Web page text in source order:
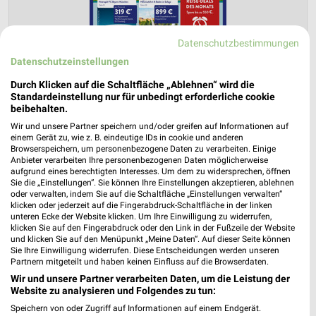
ALDI SÜD Prospekt für Ramstein-
Miesenbach ab Sa. den 01.08.
Reisemagazin August 2026
Gültig von 01. Aug. bis 31. Aug.
📅 Kalendereintrag erstellen
PROSPEKT BLÄTTERN
URLAUB & REISEN BIO HANDY & SMARTPHONE ANGEBOTE
Datenschutzbestimmungen
Datenschutzeinstellungen
Durch Klicken auf die Schaltfläche „Ablehnen“ wird die
Standardeinstellung nur für unbedingt erforderliche cookie
beibehalten.
Wir und unsere Partner speichern und/oder greifen auf Informationen auf
einem Gerät zu, wie z. B. eindeutige IDs in cookie und anderen
Browserspeichern, um personenbezogene Daten zu verarbeiten. Einige
Anbieter verarbeiten Ihre personenbezogenen Daten möglicherweise
aufgrund eines berechtigten Interesses. Um dem zu widersprechen, öffnen
Sie die „Einstellungen“. Sie können Ihre Einstellungen akzeptieren, ablehnen
oder verwalten, indem Sie auf die Schaltfläche „Einstellungen verwalten“
klicken oder jederzeit auf die Fingerabdruck-Schaltfläche in der linken
unteren Ecke der Website klicken. Um Ihre Einwilligung zu widerrufen,
klicken Sie auf den Fingerabdruck oder den Link in der Fußzeile der Website
und klicken Sie auf den Menüpunkt „Meine Daten“. Auf dieser Seite können
Sie Ihre Einwilligung widerrufen. Diese Entscheidungen werden unseren
Partnern mitgeteilt und haben keinen Einfluss auf die Browserdaten.
Wir und unsere Partner verarbeiten Daten, um die Leistung der
Website zu analysieren und Folgendes zu tun:
Speichern von oder Zugriff auf Informationen auf einem Endgerät.